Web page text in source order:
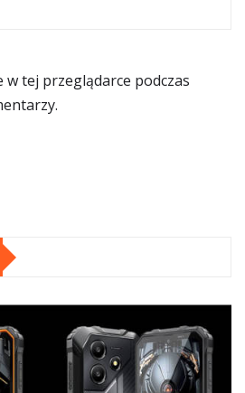
w tej przeglądarce podczas